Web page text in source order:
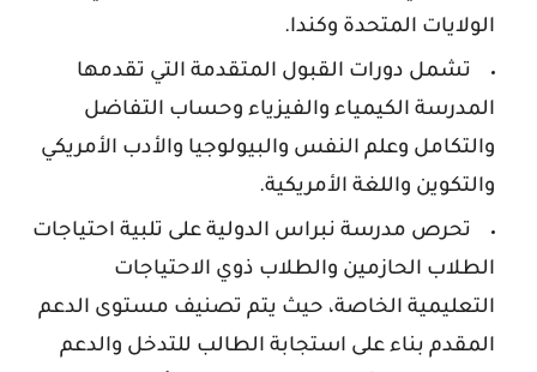
الولايات المتحدة وكندا.
تشمل دورات القبول المتقدمة التي تقدمها
المدرسة الكيمياء والفيزياء وحساب التفاضل
والتكامل وعلم النفس والبيولوجيا والأدب الأمريكي
والتكوين واللغة الأمريكية.
تحرص مدرسة نبراس الدولية على تلبية احتياجات
الطلاب الحازمين والطلاب ذوي الاحتياجات
التعليمية الخاصة، حيث يتم تصنيف مستوى الدعم
المقدم بناء على استجابة الطالب للتدخل والدعم